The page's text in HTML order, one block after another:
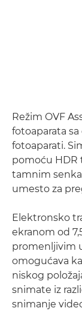
Režim OVF
fotoaparata
fotoaparati.
pomoću HDR
tamnim
umesto za
Elektronsko
ekranom od
promenljivim
omogućava
niskog
snimate iz
snimanje